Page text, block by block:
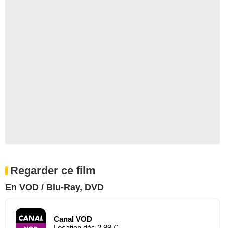
Regarder ce film
En VOD / Blu-Ray, DVD
Canal VOD